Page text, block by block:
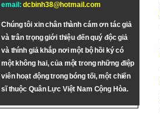
email:dcbinh38@hotmail.com
Chúng tôi xin chân thành cám ơn tác giả
và trân trọng giới thiệu đến quý độc giả
và thính giả khắp nơi một bộ hồi ký có
một không hai, của một trong những điệp
viên hoạt động trong bóng tối, một chiến
sĩ thuộc Quân Lực Việt Nam Cộng Hòa.